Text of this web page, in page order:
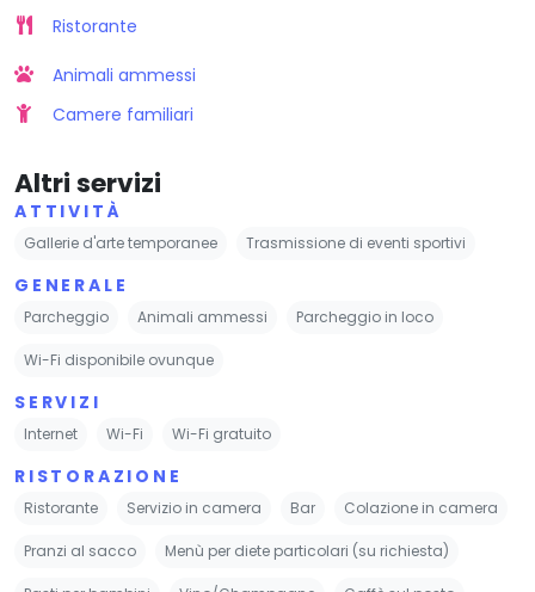
Ristorante
Animali ammessi
Camere familiari
Altri servizi
ATTIVITÀ
Gallerie d'arte temporanee Trasmissione di eventi sportivi
GENERALE
Parcheggio Animali ammessi Parcheggio in loco
Wi-Fi disponibile ovunque
SERVIZI
Internet Wi-Fi Wi-Fi gratuito
RISTORAZIONE
Ristorante Servizio in camera Bar Colazione in camera
Pranzi al sacco Menù per diete particolari (su richiesta)